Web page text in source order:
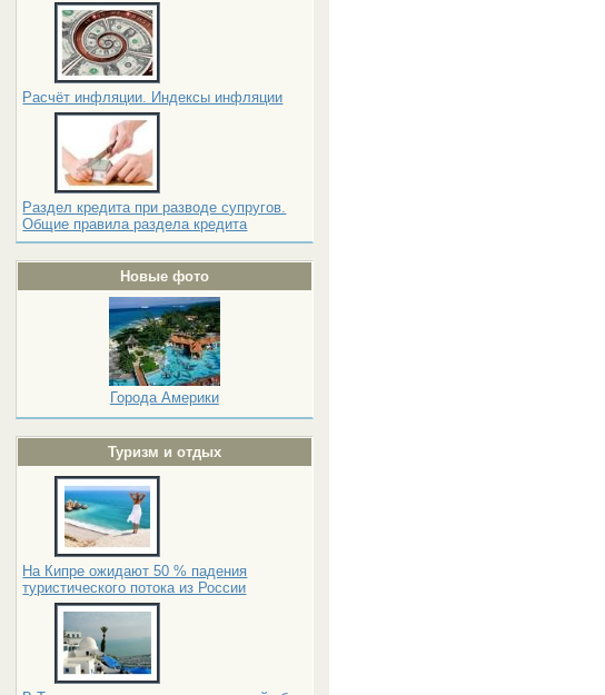
Расчёт инфляции. Индексы инфляции
Раздел кредита при разводе супругов.
Общие правила раздела кредита
Новые фото
Города Америки
Туризм и отдых
На Кипре ожидают 50 % падения
туристического потока из России